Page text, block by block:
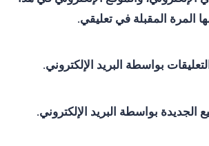
المرة المقبلة في تعليقي.
بواسطة البريد الإلكتروني.
الجديدة بواسطة البريد الإلكتروني.